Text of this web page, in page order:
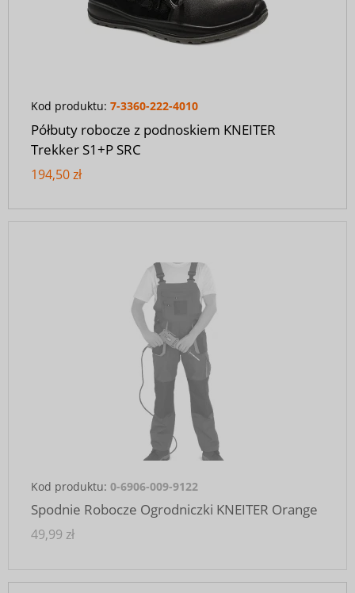
Kod produktu: 7-3360-222-4010
Półbuty robocze z podnoskiem KNEITER
Trekker S1+P SRC
194,50 zł
Kod produktu: 0-6906-009-9122
Spodnie Robocze Ogrodniczki KNEITER Orange
49,99 zł